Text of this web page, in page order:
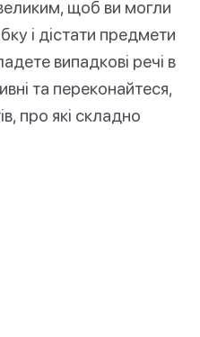
щоб ви могли
і дістати предмети
випадкові речі в
та переконайтеся,
про які складно